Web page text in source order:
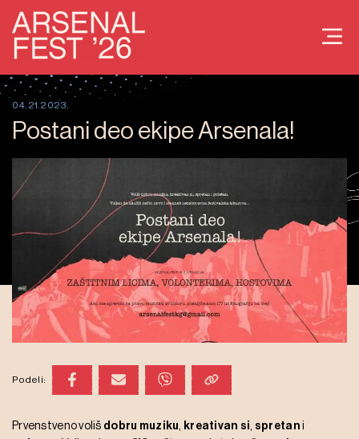
04.21.2023.
Postani deo ekipe Arsenala!
Podeli:
Prvenstveno voliš dobru muziku, kreativan si, spretani